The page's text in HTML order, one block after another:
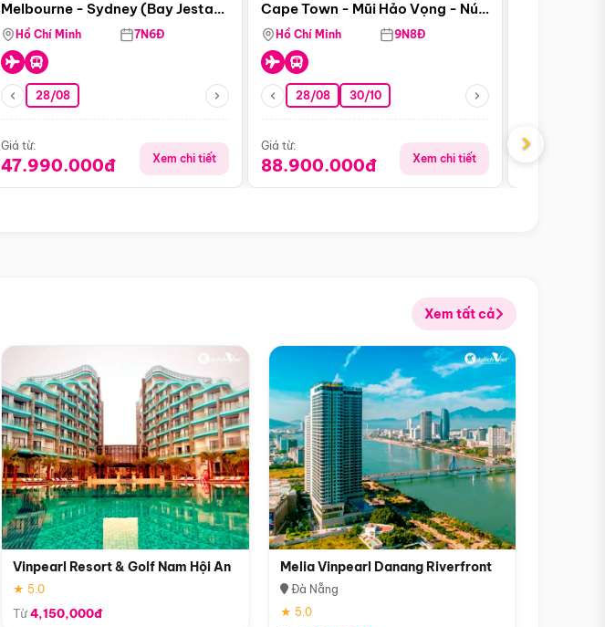
Melbourne - Sydney (Bay Jestar
Airways)
Hồ Chí Minh 7N6Đ
28/08
Giá từ:
47.990.000đ Xem chi tiết
Cape Town - Mũi Hảo Vọng - Núi
Bàn - Johannesburg - Pretoria -
Safari - Lodge
Hồ Chí Minh 9N8Đ
28/08 30/10
Giá từ:
88.900.000đ Xem chi tiết
Giá từ:
›
Xem tất cả
Vinpearl Resort & Golf Nam Hội An
★ 5.0
Từ4,150,000đ
Melia Vinpearl Danang Riverfront
Đà Nẵng
★ 5.0